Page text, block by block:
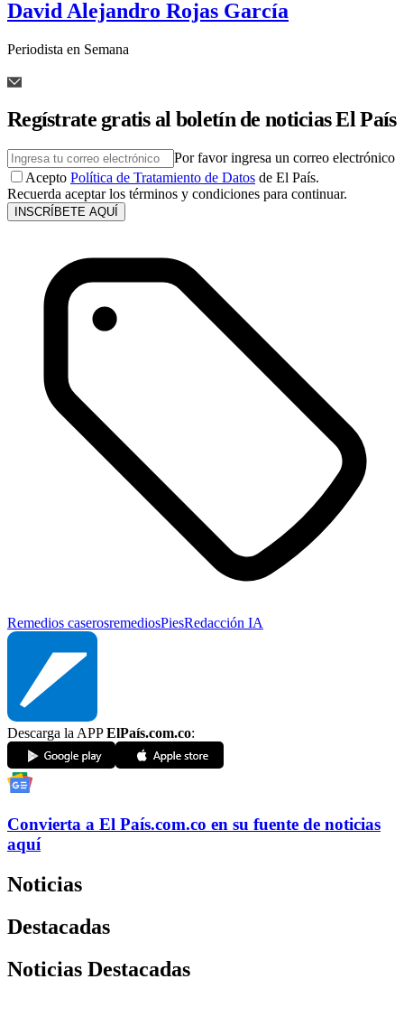
David Alejandro Rojas García
Periodista en Semana
Regístrate gratis al boletín de noticias El País
Por favor ingresa un correo electrónico
Acepto Política de Tratamiento de Datos de El País.
Recuerda aceptar los términos y condiciones para continuar.
INSCRÍBETE AQUÍ
Remedios caserosremediosPiesRedacción IA
Descarga la APPElPaís.com.co:
Convierta a El País.com.co en su fuente de noticias
aquí
Noticias
Destacadas
Noticias Destacadas